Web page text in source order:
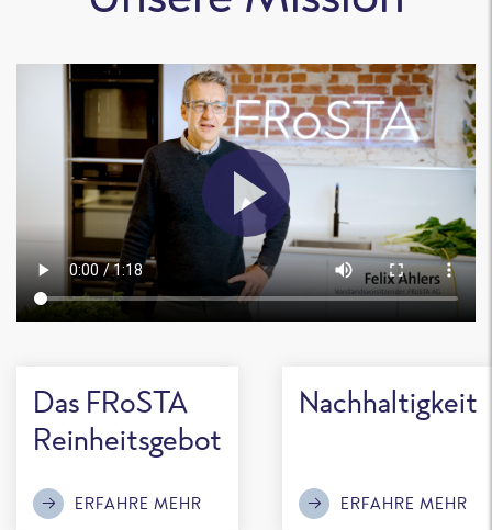
Das FRoSTA
Reinheitsgebot
ERFAHRE MEHR
Nachhaltigkeit
ERFAHRE MEHR